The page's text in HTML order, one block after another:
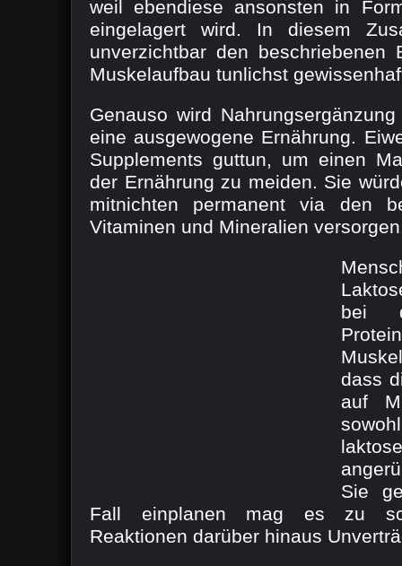
weil ebendiese ansonsten in
eingelagert wird. In diesem
unverzichtbar den beschriebenen
Muskelaufbau tunlichst
Genauso wird
eine ausgewogene Ernährung.
Supplements guttun, um einen
der Ernährung zu meiden. Sie
mitnichten permanent via den
Vitaminen und Mineralien
bei
dass
auf
Sie
Fall einplanen mag es zu
Reaktionen darüber hinaus